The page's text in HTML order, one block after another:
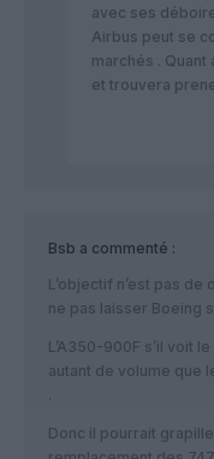
avec ses
Airbus peut se
marchés .
et trouvera
Bsb a commenté :
L’objectif n’est pas
ne pas laisser Boeing
L’A350-900F s’il voit
autant de volume que
.
Donc il pourrait